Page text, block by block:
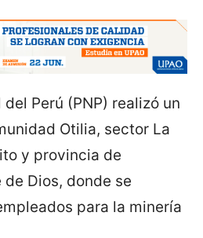
Perú (PNP) realizó un
Otilia, sector La
y provincia de
Dios, donde se
para la minería